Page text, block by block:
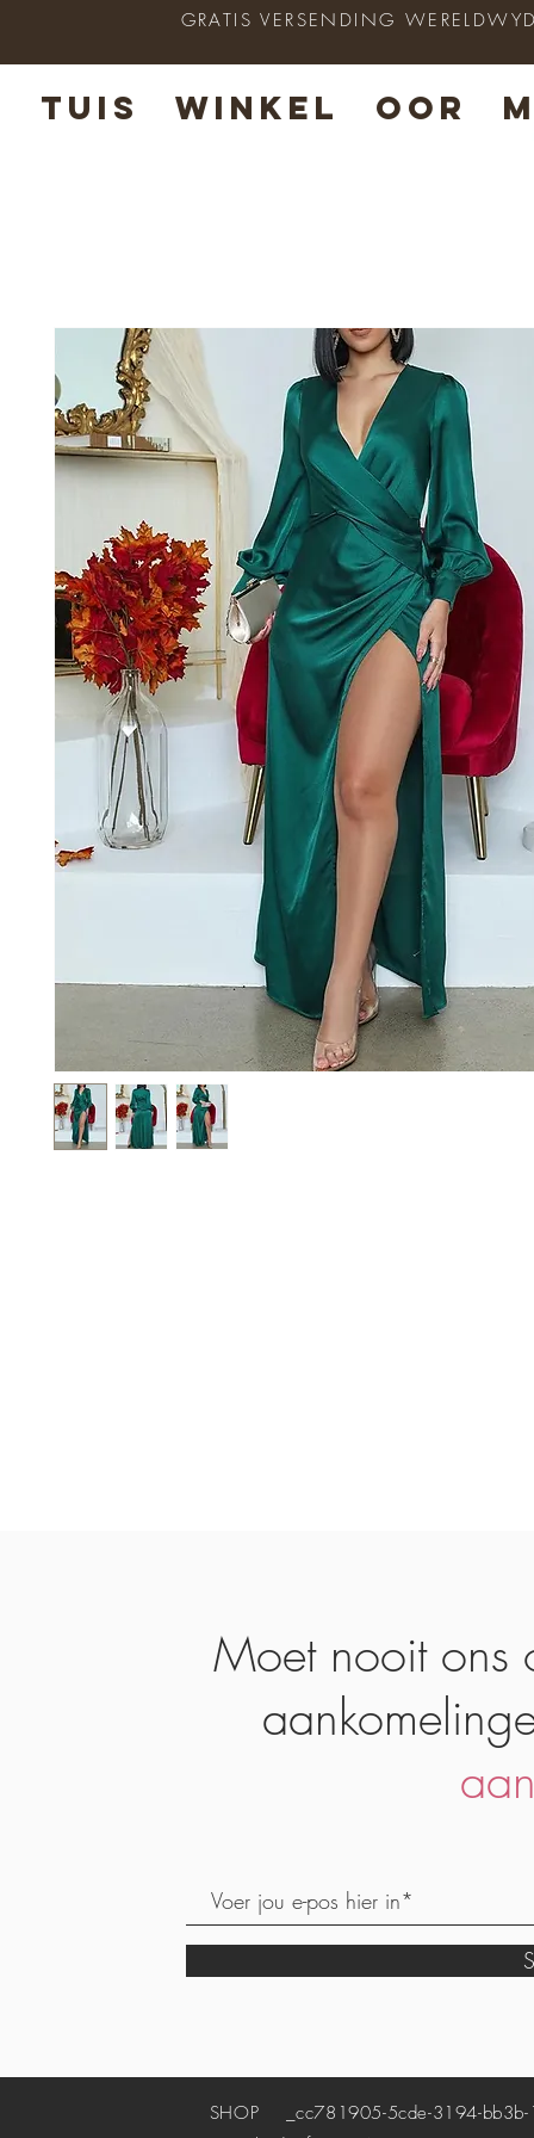
TUIS WINKEL OOR
GRATIS VERSENDING
Moet nooit ons
SHOP
_cc781905-5cde-3194-